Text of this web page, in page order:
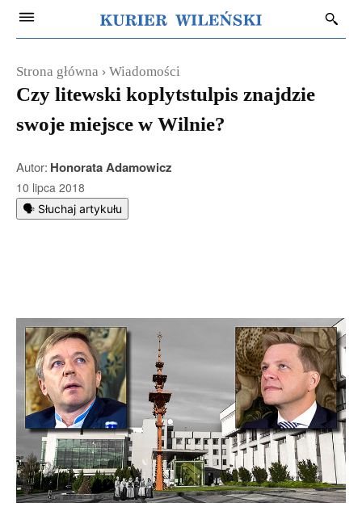
Strona główna Wiadomości
Czy litewski koplytstulpis znajdzie
swoje miejsce w Wilnie?
Autor: Honorata Adamowicz
10 lipca 2018
🗣️ Słuchaj artykułu